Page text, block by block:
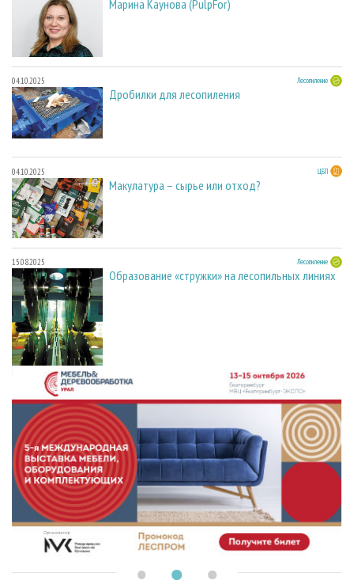
Марина Каунова (PulpFor)
04.10.2025 Лесопиление
Дробилки для лесопиления
04.10.2025 ЦБП
Макулатура – сырье или отход?
15.08.2025 Лесопиление
Образование «стружки» на лесопильных линиях